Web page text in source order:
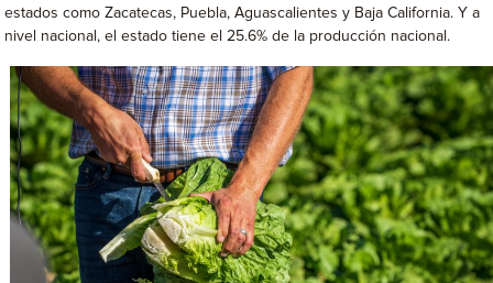
estados como Zacatecas, Puebla, Aguascalientes y Baja California. Y a
nivel nacional, el estado tiene el 25.6% de la producción nacional.